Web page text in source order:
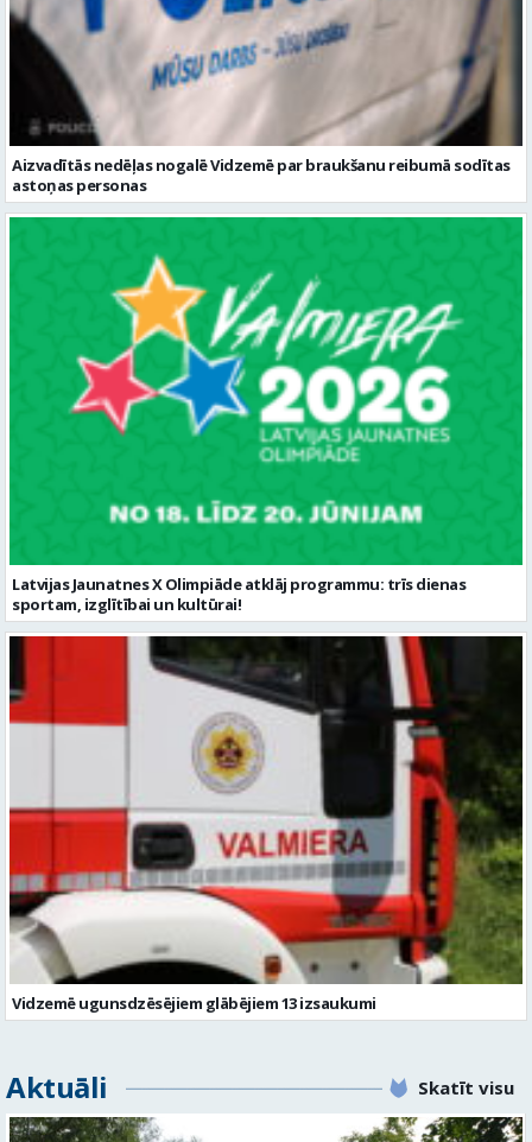
Aizvadītās nedēļas nogalē Vidzemē par braukšanu reibumā sodītas
astoņas personas
Latvijas Jaunatnes X Olimpiāde atklāj programmu: trīs dienas
sportam, izglītībai un kultūrai!
Vidzemē ugunsdzēsējiem glābējiem 13 izsaukumi
Aktuāli Skatīt visu